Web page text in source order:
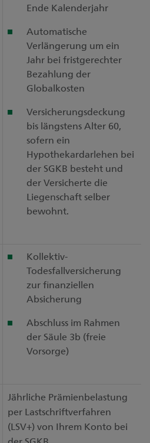
Ende Kalenderjahr
Automatische
Verlängerung um ein
Jahr bei fristgerechter
Bezahlung der
Globalkosten
Versicherungsdeckung
bis längstens Alter 60,
sofern ein
Hypothekardarlehen bei
der SGKB besteht und
der Versicherte die
Liegenschaft selber
bewohnt.
Kollektiv-
Todesfallversicherung
zur finanziellen
Absicherung
Abschluss im Rahmen
der Säule 3b (freie
Vorsorge)
Jährliche Prämienbelastung
per Lastschriftverfahren
(LSV+) von Ihrem Konto bei